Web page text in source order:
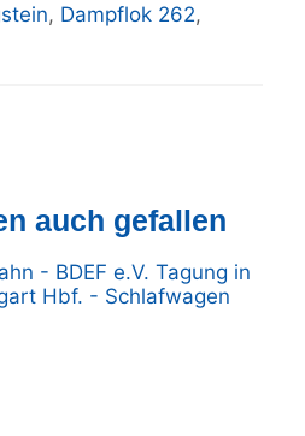
, Dampflok 262,
auch gefallen